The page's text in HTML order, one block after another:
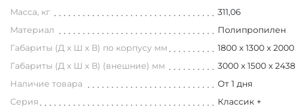
Масса, кг
311,06
Материал
Полипропилен
Габариты (Д х Ш х В) по корпусу мм
1800 х 1300 х 2000
Габариты (Д х Ш х В) (внешние) мм
3000 х 1500 х 2438
Наличие товара
От 1 дня
Серия
Классик +